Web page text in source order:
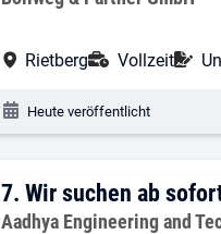
Arbeitsort:
Rietberg Vollzeit
Veröffentlichungsdatum:
Heute veröffentlicht
7. Ergebnis: Wir
7.Wir suchen ab
Arbeitgeber:
Aadhya Engineering and